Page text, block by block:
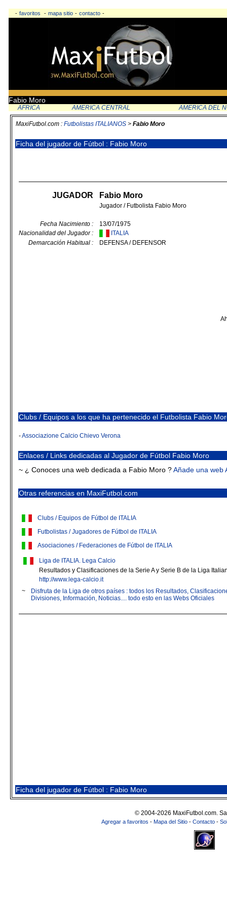
- favoritos - mapa sitio - contacto -
Fabio Moro
AFRICA AMERICA CENTRAL AMERICA DEL
MaxiFutbol.com : Futbolistas ITALIANOS > Fabio Moro
Ficha del jugador de Fútbol : Fabio Moro
JUGADOR Fabio Moro
Jugador / Futbolista Fabio Moro
Fecha Nacimiento :
13/07/1975
Nacionalidad del Jugador :
ITALIA
Demarcación Habitual :
DEFENSA / DEFENSOR
Clubs / Equipos a los que ha pertenecido el Futbolista Fabio
-Associazione Calcio Chievo Verona
Enlaces / Links dedicadas al Jugador de Fútbol Fabio Moro
~ ¿ Conoces una web dedicada a Fabio Moro ?Añade una web
Otras referencias en MaxiFutbol.com
Clubs / Equipos de Fútbol de ITALIA
Futbolistas / Jugadores de Fútbol de ITALIA
Asociaciones / Federaciones de Fútbol de ITALIA
Liga de ITALIA. Lega Calcio
Resultados y Clasificaciones de la Serie A y Serie B de la Liga
http://www.lega-calcio.it
~
Disfruta de la Liga de otros países : todos los Resultados,
Divisiones, Información, Noticias.... todo esto en las Webs Oficiales
Ficha del jugador de Fútbol : Fabio Moro
© 2004-2026 MaxiFutbol.com.
Agregar a favoritos - Mapa del Sitio - Contacto -